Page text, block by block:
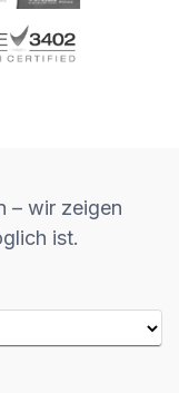
– wir zeigen
ist.